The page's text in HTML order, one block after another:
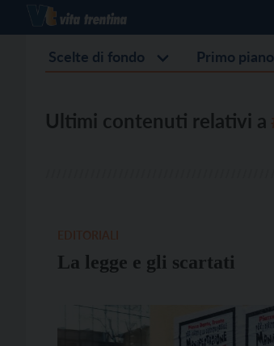
Scelte di fondo Primo piano
Ultimi contenuti relativi a
La legge e gli scartati